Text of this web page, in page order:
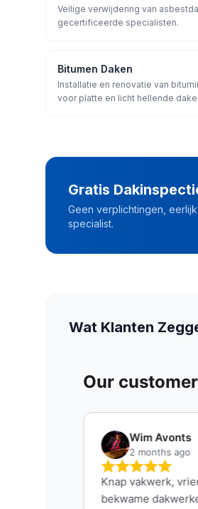
Veilige verwijdering van
gecertificeerde specialisten.
Bitumen Daken
Installatie en renovatie van
voor platte en licht hellende
Gratis
Geen verplichtingen,
specialist.
Wat Klanten